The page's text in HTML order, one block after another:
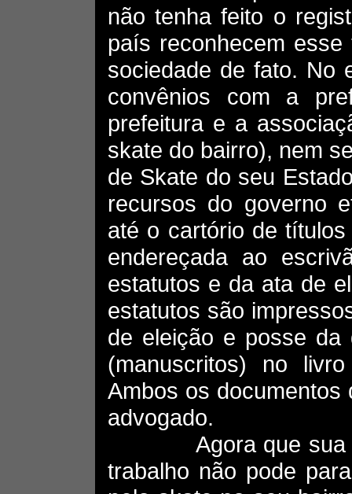
não tenha feito o
país reconhecem
sociedade de fato. No
convênios com a
prefeitura e a
skate do bairro), nem
de Skate do seu
recursos do governo
até o cartório de
endereçada ao
estatutos e da ata de
estatutos são
de eleição e posse da
(manuscritos) no
Ambos os
advogado.
Agora que sua
trabalho não pode